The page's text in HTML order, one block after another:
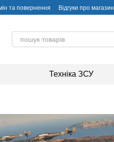
та повернення Відгуки про магазин
Техніка ЗСУ